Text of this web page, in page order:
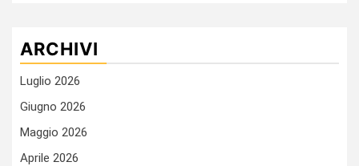
ARCHIVI
Luglio 2026
Giugno 2026
Maggio 2026
Aprile 2026